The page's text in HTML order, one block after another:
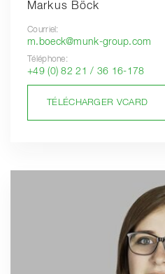
Markus Böck
Courriel:
m.boeck@munk-group.com
Téléphone:
+49 (0) 82 21 / 36 16-178
TÉLÉCHARGER VCARD